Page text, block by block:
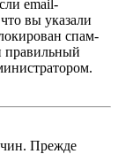
email-
вы указали
спам-
правильный
Прежде